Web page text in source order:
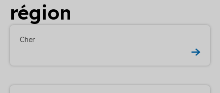
région
Cher